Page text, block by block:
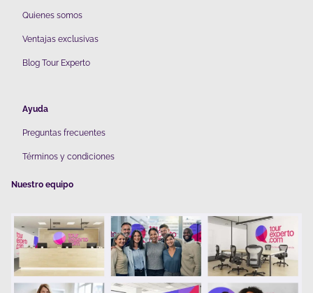
Quienes somos
Ventajas exclusivas
Blog Tour Experto
Ayuda
Preguntas frecuentes
Términos y condiciones
Nuestro equipo